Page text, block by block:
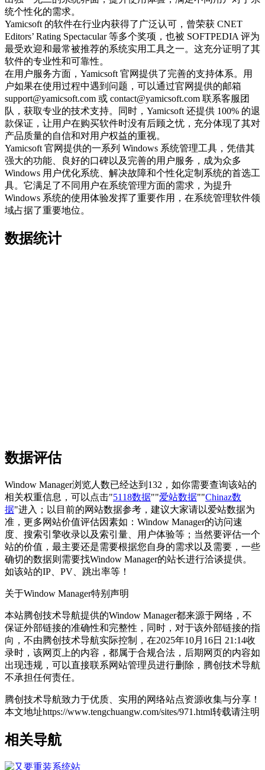
统个性化的需求。
Yamicsoft 的软件在行业内获得了广泛认可，曾荣获 CNET
Editors’ Rating Spectacular 等多个奖项，也被 SOFTPEDIA 评为
最受欢迎和最常被推荐的系统实用工具之一。这充分证明了其
软件的专业性和可靠性。
在用户服务方面，Yamicsoft 官网提供了完善的支持体系。用
户如果在使用过程中遇到问题，可以通过官网提供的邮箱
support@yamicsoft.com 或 contact@yamicsoft.com 联系客服团
队，获取专业的技术支持。同时，Yamicsoft 还提供 100% 的退
款保证，让用户在购买软件时没有后顾之忧，充分体现了其对
产品质量的自信和对用户权益的重视。
Yamicsoft 官网提供的一系列 Windows 系统管理工具，凭借其
强大的功能、良好的口碑以及完善的用户服务，成为众多
Windows 用户优化系统、解决故障和个性化定制系统的首选工
具。它满足了不同用户在系统管理方面的需求，为提升
Windows 系统的使用体验发挥了重要作用，在系统管理软件领
域占据了重要地位。
数据统计
数据评估
Window Manager浏览人数已经达到132，如你需要查询该站的
相关权重信息，可以点击"5118数据""爱站数据""Chinaz数
据"进入；以目前的网站数据参考，建议大家请以爱站数据为
准，更多网站价值评估因素如：Window Manager的访问速
度、搜索引擎收录以及索引量、用户体验等；当然要评估一个
站的价值，最主要还是需要根据您自身的需求以及需要，一些
确切的数据则需要找Window Manager的站长进行洽谈提供。
如该站的IP、PV、跳出率等！
关于Window Manager特别声明
本站腾创技术导航提供的Window Manager都来源于网络，不
保证外部链接的准确性和完整性，同时，对于该外部链接的指
向，不由腾创技术导航实际控制，在2025年10月16日 21:14收
录时，该网页上的内容，都属于合规合法，后期网页的内容如
出现违规，可以直接联系网站管理员进行删除，腾创技术导航
不承担任何责任。
腾创技术导航致力于优质、实用的网络站点资源收集与分享！
本文地址https://www.tengchuangw.com/sites/971.html转载请注明
相关导航